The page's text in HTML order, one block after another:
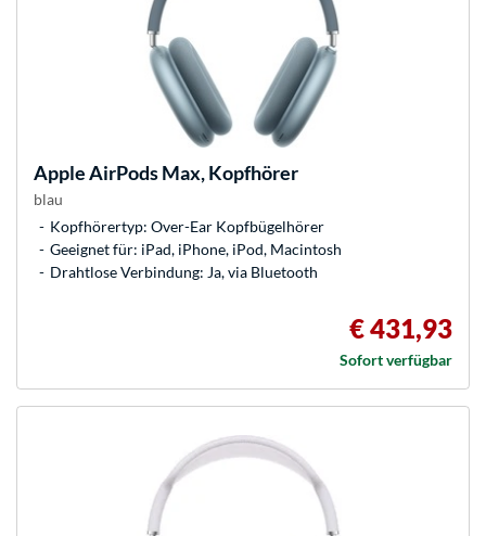
AppleAirPods Max, Kopfhörer
blau
Kopfhörertyp: Over-Ear Kopfbügelhörer
Geeignet für: iPad, iPhone, iPod, Macintosh
Drahtlose Verbindung: Ja, via Bluetooth
€ 431,93
Sofort verfügbar